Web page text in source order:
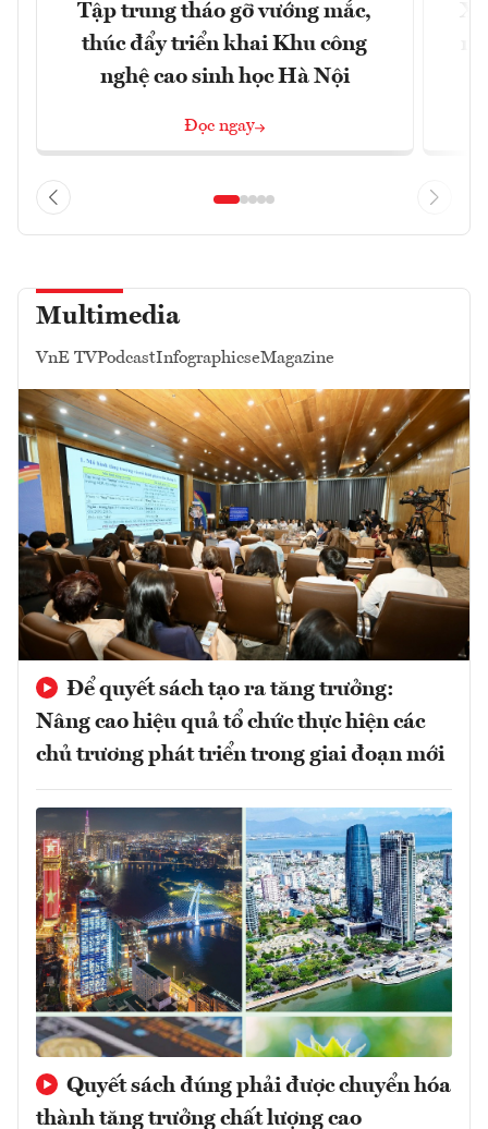
Tập trung tháo gỡ vướng mắc,
thúc đẩy triển khai Khu công
nghệ cao sinh học Hà Nội
Đọc ngay
Multimedia
VnE TVPodcastInfographicseMagazine
Để quyết sách tạo ra tăng trưởng:
Nâng cao hiệu quả tổ chức thực hiện các
chủ trương phát triển trong giai đoạn mới
Quyết sách đúng phải được chuyển hóa
thành tăng trưởng chất lượng cao